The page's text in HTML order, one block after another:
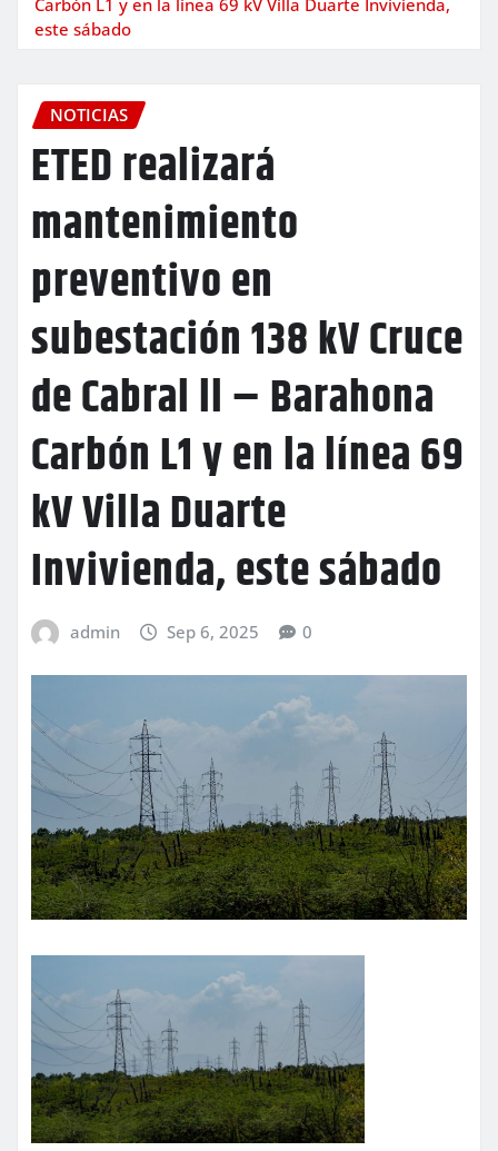
este sábado
NOTICIAS
ETED realizará
mantenimiento
preventivo en
subestación 138 kV Cruce
de Cabral ll – Barahona
Carbón L1 y en la línea 69
kV Villa Duarte
Invivienda, este sábado
admin Sep 6, 2025 0